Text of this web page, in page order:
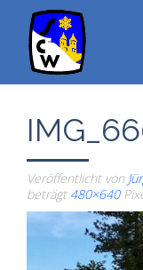
Veröffentlicht von
beträgt 480×640